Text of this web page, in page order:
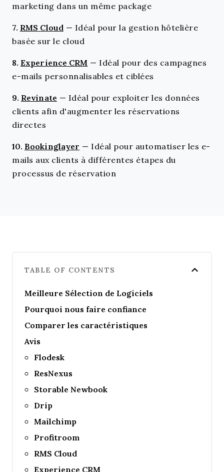
marketing dans un même package
7. RMS Cloud — Idéal pour la gestion hôtelière
basée sur le cloud
8. Experience CRM — Idéal pour des campagnes
e-mails personnalisables et ciblées
9. Revinate — Idéal pour exploiter les données
clients afin d'augmenter les réservations
directes
10. Bookinglayer — Idéal pour automatiser les e-
mails aux clients à différentes étapes du
processus de réservation
TABLE OF CONTENTS
Meilleure Sélection de Logiciels
Pourquoi nous faire confiance
Comparer les caractéristiques
Avis
Flodesk
ResNexus
Storable Newbook
Drip
Mailchimp
Profitroom
RMS Cloud
Experience CRM